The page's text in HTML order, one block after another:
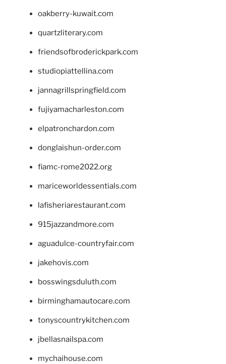
oakberry-kuwait.com
quartzliterary.com
friendsofbroderickpark.com
studiopiattellina.com
jannagrillspringfield.com
fujiyamacharleston.com
elpatronchardon.com
donglaishun-order.com
fiamc-rome2022.org
mariceworldessentials.com
lafisheriarestaurant.com
915jazzandmore.com
aguadulce-countryfair.com
jakehovis.com
bosswingsduluth.com
birminghamautocare.com
tonyscountrykitchen.com
jbellasnailspa.com
mychaihouse.com